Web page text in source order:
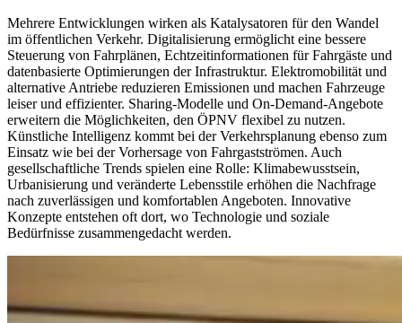
Mehrere Entwicklungen wirken als Katalysatoren für den Wandel
im öffentlichen Verkehr. Digitalisierung ermöglicht eine bessere
Steuerung von Fahrplänen, Echtzeitinformationen für Fahrgäste und
datenbasierte Optimierungen der Infrastruktur. Elektromobilität und
alternative Antriebe reduzieren Emissionen und machen Fahrzeuge
leiser und effizienter. Sharing-Modelle und On-Demand-Angebote
erweitern die Möglichkeiten, den ÖPNV flexibel zu nutzen.
Künstliche Intelligenz kommt bei der Verkehrsplanung ebenso zum
Einsatz wie bei der Vorhersage von Fahrgastströmen. Auch
gesellschaftliche Trends spielen eine Rolle: Klimabewusstsein,
Urbanisierung und veränderte Lebensstile erhöhen die Nachfrage
nach zuverlässigen und komfortablen Angeboten. Innovative
Konzepte entstehen oft dort, wo Technologie und soziale
Bedürfnisse zusammengedacht werden.